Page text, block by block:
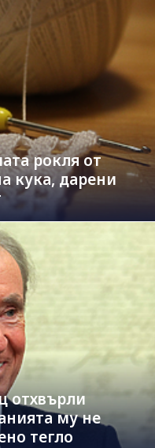
рокля от
кука, дарени
отхвърли
му не
тегло